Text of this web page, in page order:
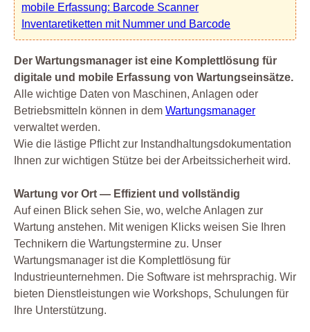
mobile Erfassung: Barcode Scanner
Inventaretiketten mit Nummer und Barcode
Der Wartungsmanager ist eine Komplettlösung für
digitale und mobile Erfassung von Wartungseinsätze.
Alle wichtige Daten von Maschinen, Anlagen oder
Betriebsmitteln können in dem Wartungsmanager
verwaltet werden.
Wie die lästige Pflicht zur Instandhaltungsdokumentation
Ihnen zur wichtigen Stütze bei der Arbeitssicherheit wird.
Wartung vor Ort — Effizient und vollständig
Auf einen Blick sehen Sie, wo, welche Anlagen zur
Wartung anstehen. Mit wenigen Klicks weisen Sie Ihren
Technikern die Wartungstermine zu. Unser
Wartungsmanager ist die Komplettlösung für
Industrieunternehmen. Die Software ist mehrsprachig. Wir
bieten Dienstleistungen wie Workshops, Schulungen für
Ihre Unterstützung.